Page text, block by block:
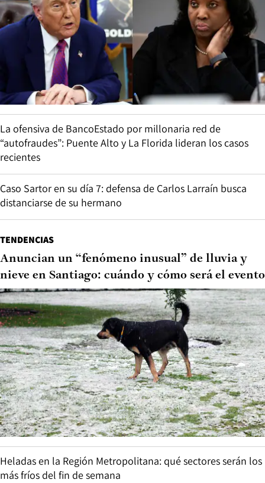
La ofensiva de BancoEstado por millonaria red de
“autofraudes”: Puente Alto y La Florida lideran los casos
recientes
Caso Sartor en su día 7: defensa de Carlos Larraín busca
distanciarse de su hermano
TENDENCIAS
Anuncian un “fenómeno inusual” de lluvia y
nieve en Santiago: cuándo y cómo será el evento
Heladas en la Región Metropolitana: qué sectores serán los
más fríos del fin de semana